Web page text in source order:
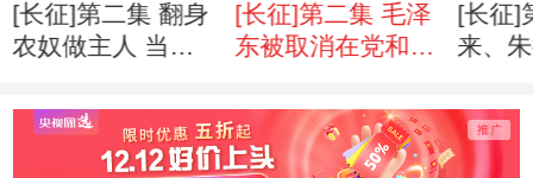
[长征]第二集 翻身
农奴做主人 当兵
[长征]第二集 毛泽
东被取消在党和军
[长征]
来、
次“围